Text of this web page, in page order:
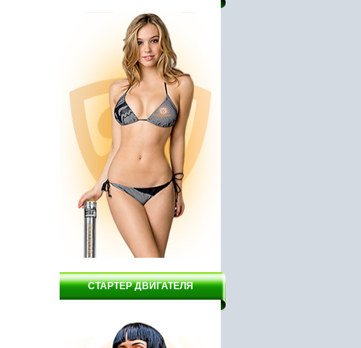
Лодочный мотор Инстар
ЛПМ 15052
11910 руб.
СТАРТЕР ДВИГАТЕЛЯ